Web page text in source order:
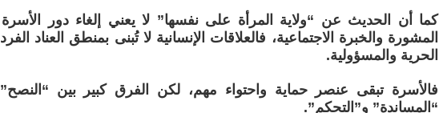
كما أن الحديث عن “ولاية المرأة على نفسها” لا يعني إلغاء دور
المشورة والخبرة الاجتماعية، فالعلاقات الإنسانية لا تُبنى بمنطق العناد
الحرية والمسؤولية.
فالأسرة تبقى عنصر حماية واحتواء مهم، لكن الفرق كبير بين
“المساندة” و”التحكم”.